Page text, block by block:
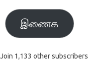
இணைக
Join 1,133 other subscribers